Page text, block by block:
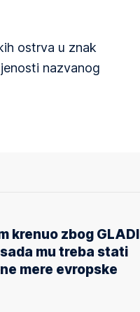
ostrva u znak
nazvanog
krenuo zbog GLADI
sada mu treba stati
mere evropske